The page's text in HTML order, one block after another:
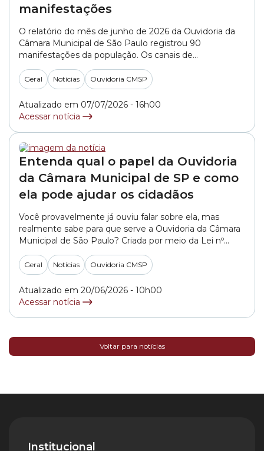
manifestações
O relatório do mês de junho de 2026 da Ouvidoria da
Câmara Municipal de São Paulo registrou 90
manifestações da população. Os canais de
atendimento mais utilizados pelas pessoas foram o e-
mail, 68%, e o WhatsApp, 17%. Na sequência
aparecem os contatos via Portal do Cidadão, 7%,
telefone, 5%, e presencialmente, 3%. O documento
mostra... »
Geral Notícias Ouvidoria CMSP
Atualizado em 07/07/2026 - 16h00
Acessar notícia
Entenda qual o papel da Ouvidoria
da Câmara Municipal de SP e como
ela pode ajudar os cidadãos
Você provavelmente já ouviu falar sobre ela, mas
realmente sabe para que serve a Ouvidoria da Câmara
Municipal de São Paulo? Criada por meio da Lei nº
15.507, de 15 de dezembro de 2011, a Ouvidoria é um
canal de comunicação entre o cidadão e a Câmara
Geral Notícias Ouvidoria CMSP
Atualizado em 20/06/2026 - 10h00
Acessar notícia
Voltar para notícias
Institucional